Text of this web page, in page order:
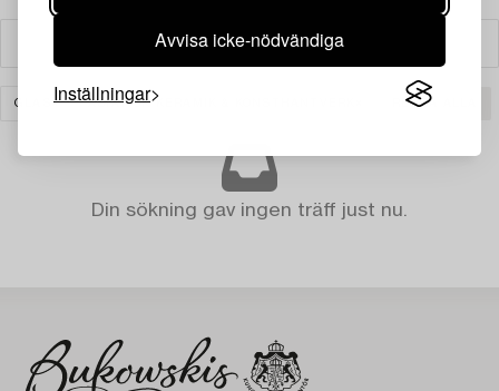
Avvisa icke-nödvändiga
Inställningar
Filter
GLAS ASIATISK KERAMIK & KONSTHANTVERK RENSA ALLA
Din sökning gav ingen träff just nu.